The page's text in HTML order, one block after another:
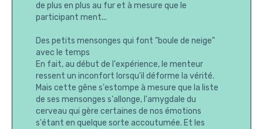
de plus en plus au fur et à mesure que le
participant ment...
Des petits mensonges qui font "boule de neige"
avec le temps
En fait, au début de l'expérience, le menteur
ressent un inconfort lorsqu'il déforme la vérité.
Mais cette gêne s'estompe à mesure que la liste
de ses mensonges s'allonge, l'amygdale du
cerveau qui gère certaines de nos émotions
s'étant en quelque sorte accoutumée. Et les